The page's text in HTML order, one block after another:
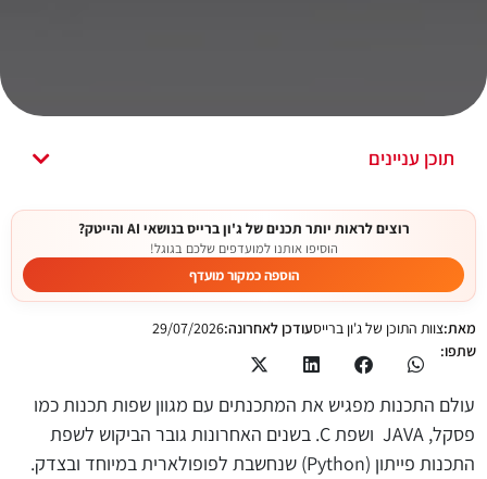
תוכן עניינים
רוצים לראות יותר תכנים של ג'ון ברייס בנושאי AI והייטק?
הוסיפו אותנו למועדפים שלכם בגוגל!
הוספה כמקור מועדף
מאת:צוות התוכן של ג'ון ברייסעודכן לאחרונה:29/07/2026
שתפו:
עולם התכנות מפגיש את המתכנתים עם מגוון שפות תכנות כמו
פסקל, JAVA ושפת C. בשנים האחרונות גובר הביקוש לשפת
התכנות פייתון (Python) שנחשבת לפופולארית במיוחד ובצדק.